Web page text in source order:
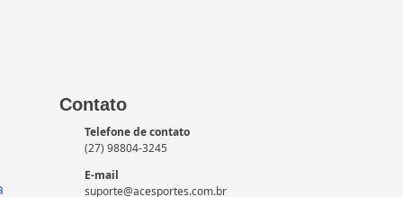
Contato
Telefone de contato
(27) 98804-3245
E-mail
suporte@acesportes.com.br